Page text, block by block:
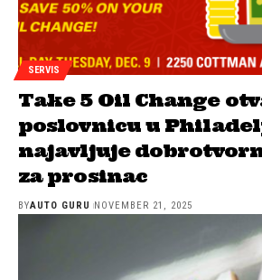
SERVIS
Take 5 Oil Change
poslovnicu u
najavljuje
za prosinac
BYAUTO GURU NOVEMBER 21, 2025